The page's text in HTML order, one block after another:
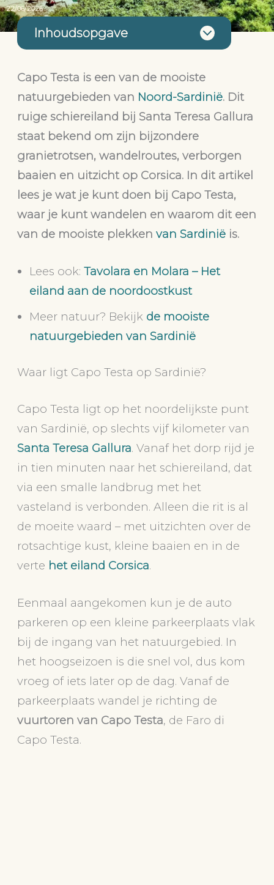
22/06/2026
Inhoudsopgave
Capo Testa is een van de mooiste
natuurgebieden van Noord-Sardinië. Dit
ruige schiereiland bij Santa Teresa Gallura
staat bekend om zijn bijzondere
granietrotsen, wandelroutes, verborgen
baaien en uitzicht op Corsica. In dit artikel
lees je wat je kunt doen bij Capo Testa,
waar je kunt wandelen en waarom dit een
van de mooiste plekkenvan Sardinië is.
Lees ook:Tavolara en Molara – Het
eiland aan de noordoostkust
Meer natuur? Bekijk de mooiste
natuurgebieden van Sardinië
Waar ligt Capo Testa op Sardinië?
Capo Testa ligt op het noordelijkste punt
van Sardinië, op slechts vijf kilometer van
Santa Teresa Gallura. Vanaf het dorp rijd je
in tien minuten naar het schiereiland, dat
via een smalle landbrug met het
vasteland is verbonden. Alleen die rit is al
de moeite waard – met uitzichten over de
rotsachtige kust, kleine baaien en in de
verte het eiland Corsica.
Eenmaal aangekomen kun je de auto
parkeren op een kleine parkeerplaats vlak
bij de ingang van het natuurgebied. In
het hoogseizoen is die snel vol, dus kom
vroeg of iets later op de dag. Vanaf de
parkeerplaats wandel je richting de
vuurtoren van Capo Testa, de Faro di
Capo Testa.